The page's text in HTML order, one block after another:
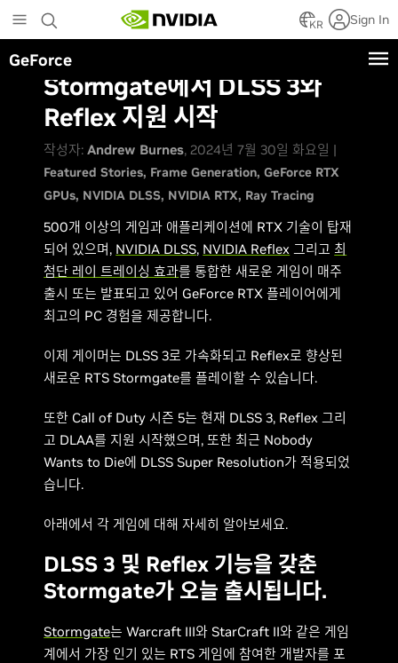
to
main
content
KR Sign In
GeForce
Stormgate에서 DLSS 3와
Reflex 지원 시작
작성자:Andrew Burnes, 2024년 7월 30일 화요일 |
Featured Stories Frame Generation GeForce RTX
GPUs NVIDIA DLSS NVIDIA RTX Ray Tracing
500개 이상의 게임과 애플리케이션에 RTX 기술이 탑재
되어 있으며, NVIDIA DLSS, NVIDIA Reflex 그리고 최
첨단 레이 트레이싱 효과를 통합한 새로운 게임이 매주
출시 또는 발표되고 있어 GeForce RTX 플레이어에게
최고의 PC 경험을 제공합니다.
이제 게이머는 DLSS 3로 가속화되고 Reflex로 향상된
새로운 RTS Stormgate를 플레이할 수 있습니다.
또한 Call of Duty 시즌 5는 현재 DLSS 3, Reflex 그리
고 DLAA를 지원 시작했으며, 또한 최근 Nobody
Wants to Die에 DLSS Super Resolution가 적용되었
습니다.
아래에서 각 게임에 대해 자세히 알아보세요.
DLSS 3 및 Reflex 기능을 갖춘
Stormgate가 오늘 출시됩니다.
Stormgate는 Warcraft III와 StarCraft II와 같은 게임
계에서 가장 인기 있는 RTS 게임에 참여한 개발자를 포